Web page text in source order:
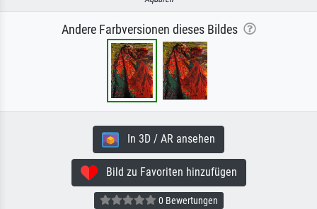
Andere Farbversionen dieses Bildes
In 3D / AR ansehen
Bild zu Favoriten hinzufügen
0 Bewertungen